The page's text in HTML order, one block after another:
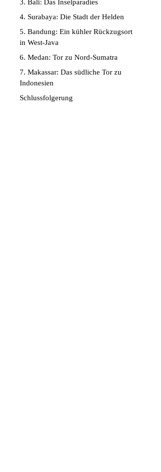
3. Bali: Das Inselparadies
4. Surabaya: Die Stadt der Helden
5. Bandung: Ein kühler Rückzugsort
in West-Java
6. Medan: Tor zu Nord-Sumatra
7. Makassar: Das südliche Tor zu
Indonesien
Schlussfolgerung